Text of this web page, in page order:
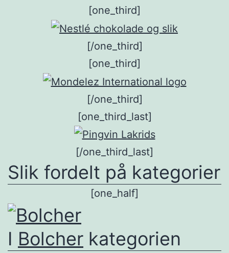
[one_third]
[/one_third]
[one_third]
[/one_third]
[one_third_last]
[/one_third_last]
Slik fordelt på kategorier
[one_half]
I Bolcher kategorien